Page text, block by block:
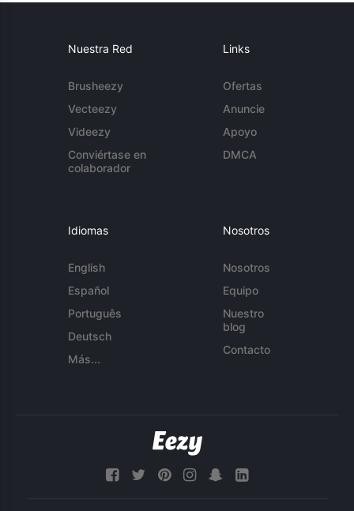
Nuestra Red
Brusheezy
Vecteezy
Videezy
Conviértase en
colaborador
Links
Ofertas
Anuncie
Apoyo
DMCA
Idiomas
English
Español
Português
Deutsch
Más...
Nosotros
Nosotros
Equipo
Nuestro
blog
Contacto